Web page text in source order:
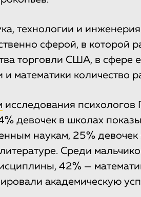
технологии и
сферой, в которой
торговли США, в сфере
и математики количество
исследования психологов
девочек в школах
наукам, 25%
Среди
42% —
академическую